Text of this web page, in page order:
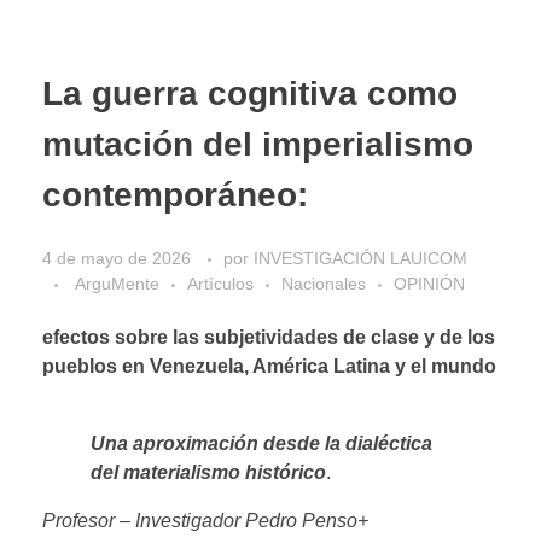
La guerra cognitiva como
mutación del imperialismo
contemporáneo:
4 de mayo de 2026 por INVESTIGACIÓN LAUICOM
ArguMente
Artículos Nacionales OPINIÓN
efectos sobre las subjetividades de clase y de los
pueblos en Venezuela, América Latina y el mundo
Una aproximación desde la dialéctica
del materialismo histórico.
Profesor – Investigador Pedro Penso+